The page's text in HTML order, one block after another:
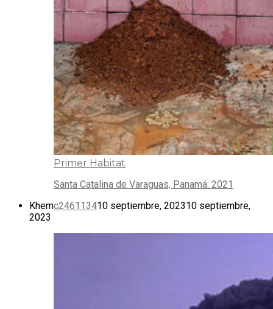
Primer Habitat
Santa Catalina de Varaguas, Panamá. 2021
Khemc246113410 septiembre, 202310 septiembre,
2023